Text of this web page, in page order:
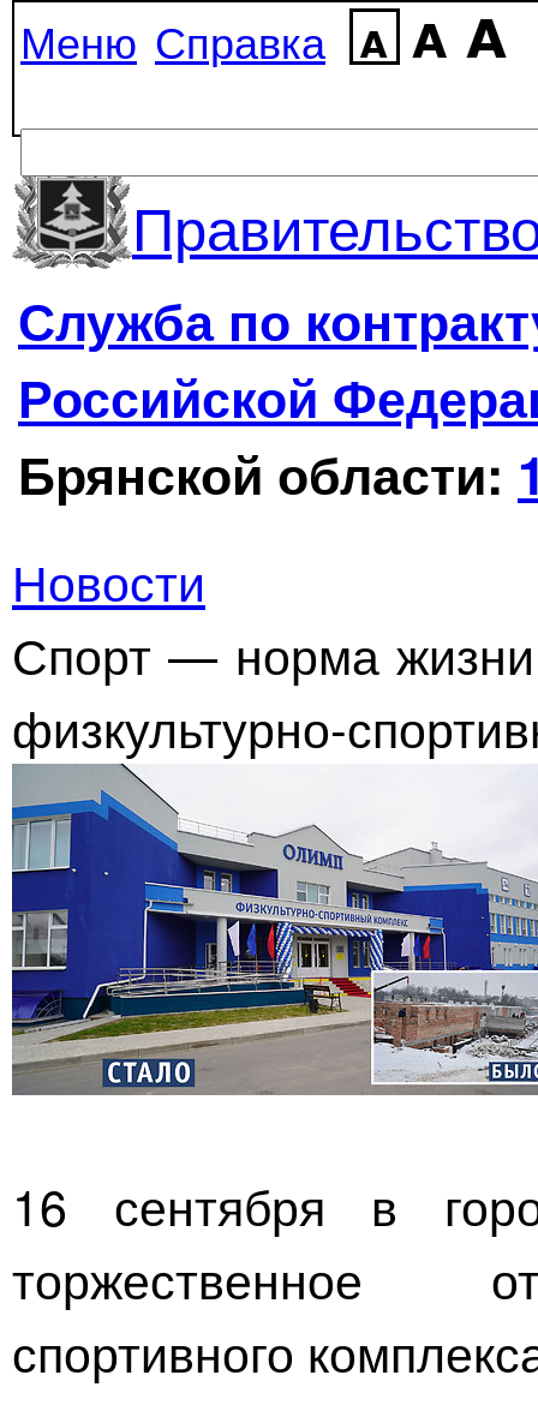
Меню Справка
Служба по
Российской
Брянской области:
Новости
Спорт — норма
физкультурно-
16 сентября в
торжественное
спортивного